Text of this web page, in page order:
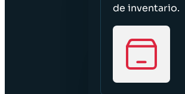
de inventario.